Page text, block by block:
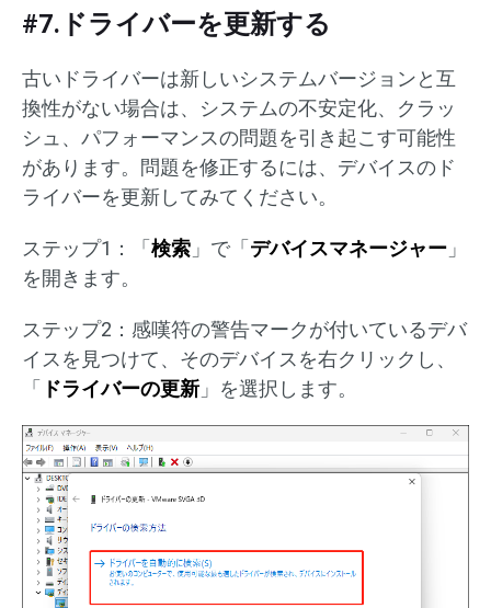
#7.ドライバーを更新する
古いドライバーは新しいシステムバージョンと互
換性がない場合は、システムの不安定化、クラッ
シュ、パフォーマンスの問題を引き起こす可能性
があります。問題を修正するには、デバイスのド
ライバーを更新してみてください。
ステップ1：「 検索 」で「 デバイスマネージャー 」
を開きます。
ステップ2：感嘆符の警告マークが付いているデバ
イスを見つけて、そのデバイスを右クリックし、
「 ドライバーの更新 」を選択します。